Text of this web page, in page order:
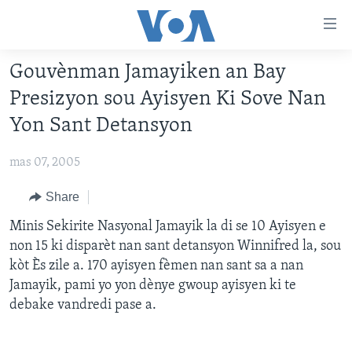
Skip
main
content
to
Navigation
Skip
to
Search
LÈZETAZINI
ENTÈNASYONAL
VIDEO
FLASHPOINT IKRÈN
Learning English
SUIV NOU
Gouvènman Jamayiken an Bay
Presizyon sou Ayisyen Ki Sove Nan
Yon Sant Detansyon
mas 07, 2005
Share
Minis Sekirite Nasyonal Jamayik la di se 10 Ayisyen e
non 15 ki disparèt nan sant detansyon Winnifred la, sou
kòt Ès zile a. 170 ayisyen fèmen nan sant sa a nan
Jamayik, pami yo yon dènye gwoup ayisyen ki te
debake vandredi pase a.